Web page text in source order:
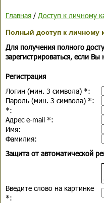
Главная / Доступ к личному
Полный доступ к личному
Для получения полного
зарегистрироваться, если
Регистрация
Логин (мин. 3 символа) *:
Пароль (мин. 3 символа) *:
*:
Адрес e-mail *:
Имя:
Фамилия:
Защита от автоматической
Введите слово на картинке
*: